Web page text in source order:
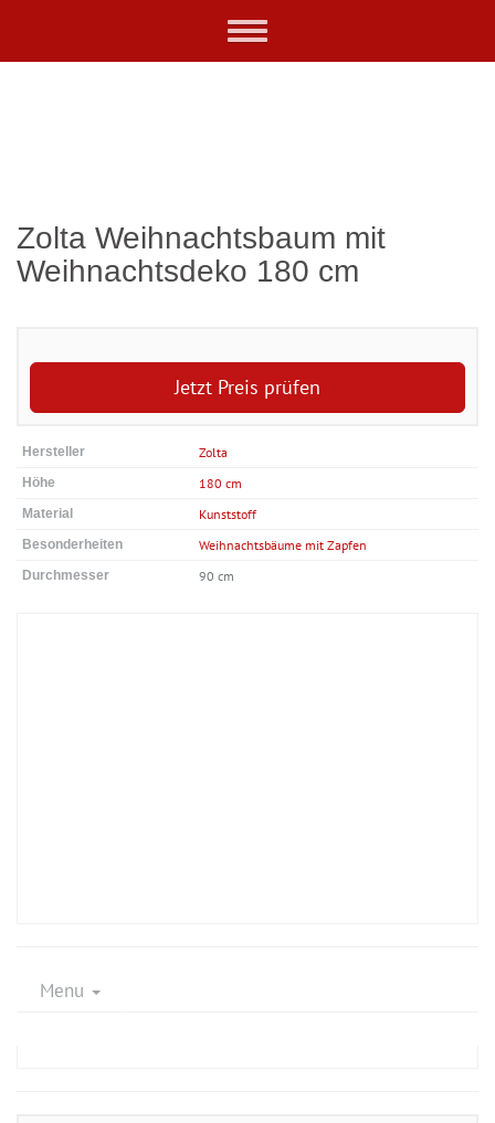
Toggle
Zolta Weihnachtsbaum mit
Weihnachtsdeko 180 cm
Jetzt Preis prüfen
Hersteller Zolta
Höhe 180 cm
Material Kunststoff
Besonderheiten Weihnachtsbäume mit Zapfen
Durchmesser 90 cm
Menu